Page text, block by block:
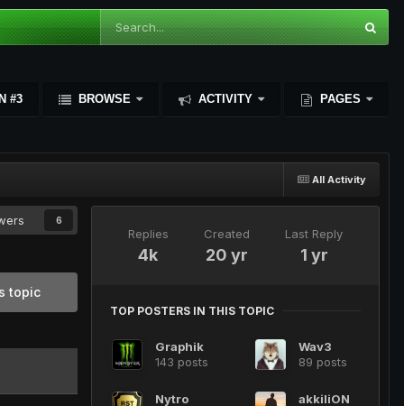
#3 BROWSE ACTIVITY PAGES
All Activity
6
topic
Replies
4k
Created
20 yr
Last Reply
1 yr
TOP POSTERS IN THIS TOPIC
Graphik
143 posts
Wav3
89 posts
Nytro
akkiliON